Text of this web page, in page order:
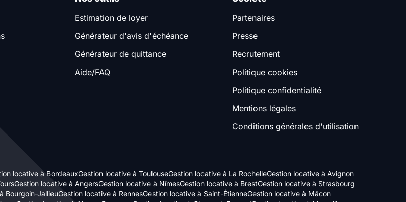
Estimation de loyer
Générateur d'avis d'échéance
Générateur de quittance
Aide/FAQ
Partenaires
Presse
Recrutement
Politique cookies
Politique confidentialité
Mentions légales
Conditions générales d'utilisation
locative à BordeauxGestion locative à ToulouseGestion locative à La RochelleGestion locative à Avignon
Gestion locative à AngersGestion locative à NîmesGestion locative à BrestGestion locative à Strasbourg
Bourgoin-JallieuGestion locative à RennesGestion locative à Saint-ÉtienneGestion locative à Mâcon